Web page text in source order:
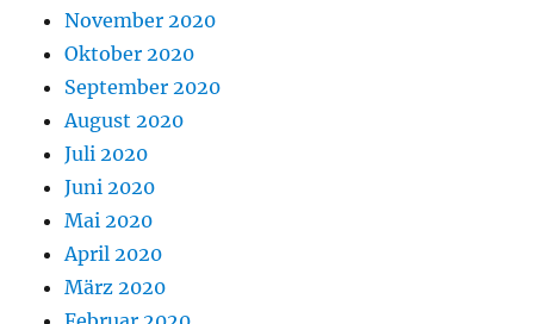
November 2020
Oktober 2020
September 2020
August 2020
Juli 2020
Juni 2020
Mai 2020
April 2020
März 2020